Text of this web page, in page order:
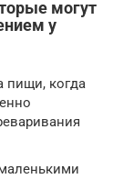
могут
у
пищи, когда